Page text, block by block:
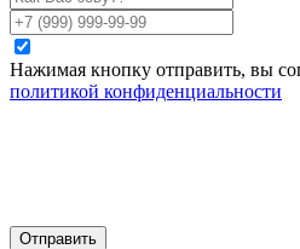
Нажимая кнопку отправить, вы
политикой конфиденциальности
Отправить